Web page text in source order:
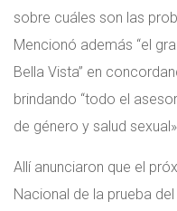
sobre cuáles son las
Mencionó además “el
Bella Vista” en
brindando “todo el
de género y salud
Allí anunciaron que el
Nacional de la prueba